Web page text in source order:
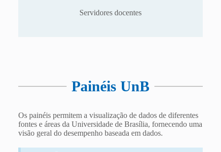
Servidores docentes
Painéis UnB
Os painéis permitem a visualização de dados de diferentes
fontes e áreas da Universidade de Brasília, fornecendo uma
visão geral do desempenho baseada em dados.